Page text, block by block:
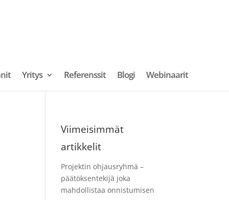
Yritys Referenssit Blogi Webinaarit
Viimeisimmät
artikkelit
Projektin ohjausryhmä –
päätöksentekijä joka
mahdollistaa onnistumisen